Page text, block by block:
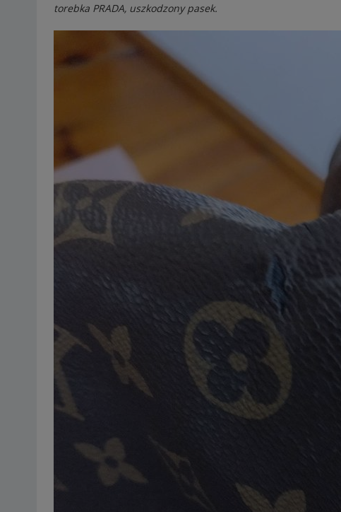
torebka PRADA, uszkodzony pasek.